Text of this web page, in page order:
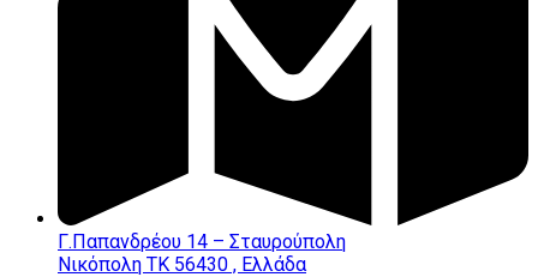
Γ.Παπανδρέου 14 – Σταυρούπολη
Νικόπολη ΤΚ 56430 , Ελλάδα